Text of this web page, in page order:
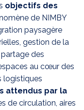
objectifs des
de NIMBY
paysagère
gestion de la
des
au cœur des
logistiques
attendus par la
de circulation, aires